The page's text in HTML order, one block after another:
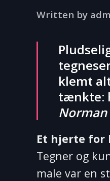
Written by
klemt
tænkte:
Et hjerte for
Tegner og
male var en